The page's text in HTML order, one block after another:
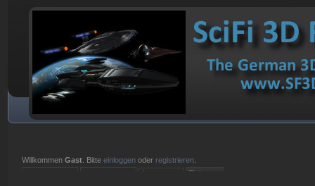
WillkommenGast . Bitteeinloggen oder registrieren